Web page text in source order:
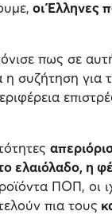
οι Έλληνες
πως σε
η συζήτηση για
ελαιόλαδο, η
ΠΟΠ, οι
πια τους